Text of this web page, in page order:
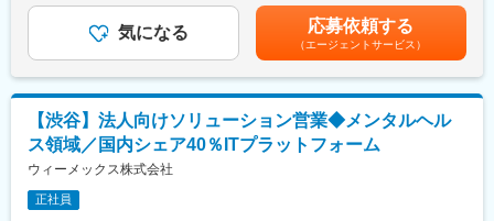
■魅力ポイント：
・2025年度の累計導入数は約9,500台。クラウド電子カルテ導入
数トップクラスを誇り、新規開業クリニックからも圧倒的に選ば
れています。また、マイナンバー保険証の導入など、今後も医療
業界でのDX推進が進んでいくため、ビジネスチャンスが多い環境
です。
変更の範囲：会社の定める業務
導入まで先導
・導入後も保守サポート担当や開発担当などと連携して、安心し
＜医療機関向けに主に以下2つのクラウド型ICTサービスを展開し
ています＞
・『レセスタ』： https://recesta.jp/
医療機関が毎月行うレセプト（診療報酬明細書）の請求業務をサ
ポートするクラウド型のシステムです。
・『HAYATE NEO』： https://www.hayate-neo.jp/
あくまでも目安の金額であり、選考を通じて上下する可能性があ
ります。月給(月額)は固定手当を含めた表記です。
気になる 応募依頼する
（エージェントサービス）
【渋谷】法人向けソリューション営業◆メンタルヘル
ス領域／国内シェア40％ITプラットフォーム
ウィーメックス株式会社
正社員